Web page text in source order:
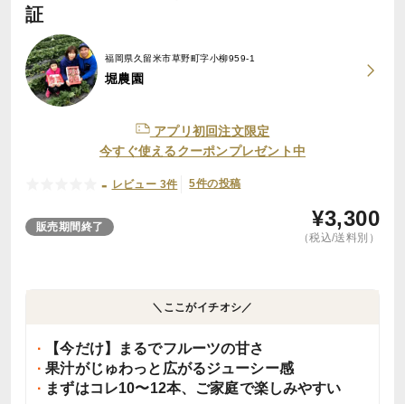
証
福岡県久留米市草野町字小柳959-1
堀農園
アプリ初回注文限定
今すぐ使えるクーポンプレゼント中
- レビュー 3件 5件の投稿
販売期間終了 ¥3,300
（税込/送料別）
＼ここがイチオシ／
【今だけ】まるでフルーツの甘さ
果汁がじゅわっと広がるジューシー感
まずはコレ10〜12本、ご家庭で楽しみやすい